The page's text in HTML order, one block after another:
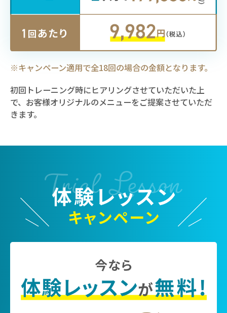
キャンペーン適用で全18回の場合の金額となります。
初回トレーニング時にヒアリングさせていただいた上
で、お客様オリジナルのメニューをご提案させていただ
きます。